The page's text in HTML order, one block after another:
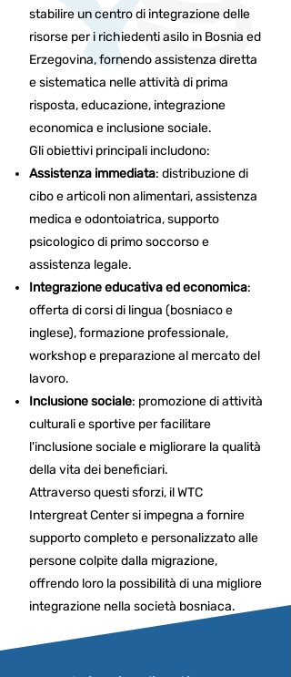
stabilire un centro di integrazione delle
risorse per i richiedenti asilo in Bosnia ed
Erzegovina, fornendo assistenza diretta
e sistematica nelle attività di prima
risposta, educazione, integrazione
economica e inclusione sociale. ​
Gli obiettivi principali includono:
Assistenza immediata: distribuzione di
cibo e articoli non alimentari, assistenza
medica e odontoiatrica, supporto
psicologico di primo soccorso e
assistenza legale.
Integrazione educativa ed economica:
offerta di corsi di lingua (bosniaco e
inglese), formazione professionale,
workshop e preparazione al mercato del
lavoro.
Inclusione sociale: promozione di attività
culturali e sportive per facilitare
l'inclusione sociale e migliorare la qualità
della vita dei beneficiari.
Attraverso questi sforzi, il WTC
Intergreat Center si impegna a fornire
supporto completo e personalizzato alle
persone colpite dalla migrazione,
offrendo loro la possibilità di una migliore
integrazione nella società bosniaca.​